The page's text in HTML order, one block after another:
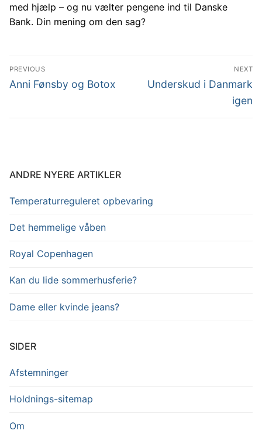
med hjælp – og nu vælter pengene ind til Danske
Bank. Din mening om den sag?
Indlægsnavigation
PREVIOUS
Previous
Anni Fønsby og Botox
NEXT
Next
Underskud i Danmark
igen
ANDRE NYERE ARTIKLER
Temperaturreguleret opbevaring
Det hemmelige våben
Royal Copenhagen
Kan du lide sommerhusferie?
Dame eller kvinde jeans?
SIDER
Afstemninger
Holdnings-sitemap
Om